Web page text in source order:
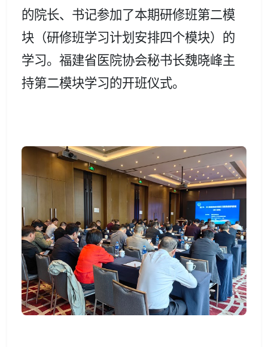
的院长、书记参加了本期研修班第二模
块（研修班学习计划安排四个模块） 的
学习。 福建省医院协会秘书长魏晓峰主
持第二模块学习的开班仪式。